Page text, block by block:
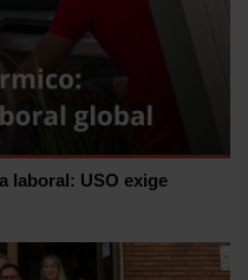
laboral: USO exige